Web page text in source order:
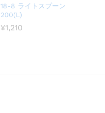
18-8 ライトスプーン
200(L)
¥1,210